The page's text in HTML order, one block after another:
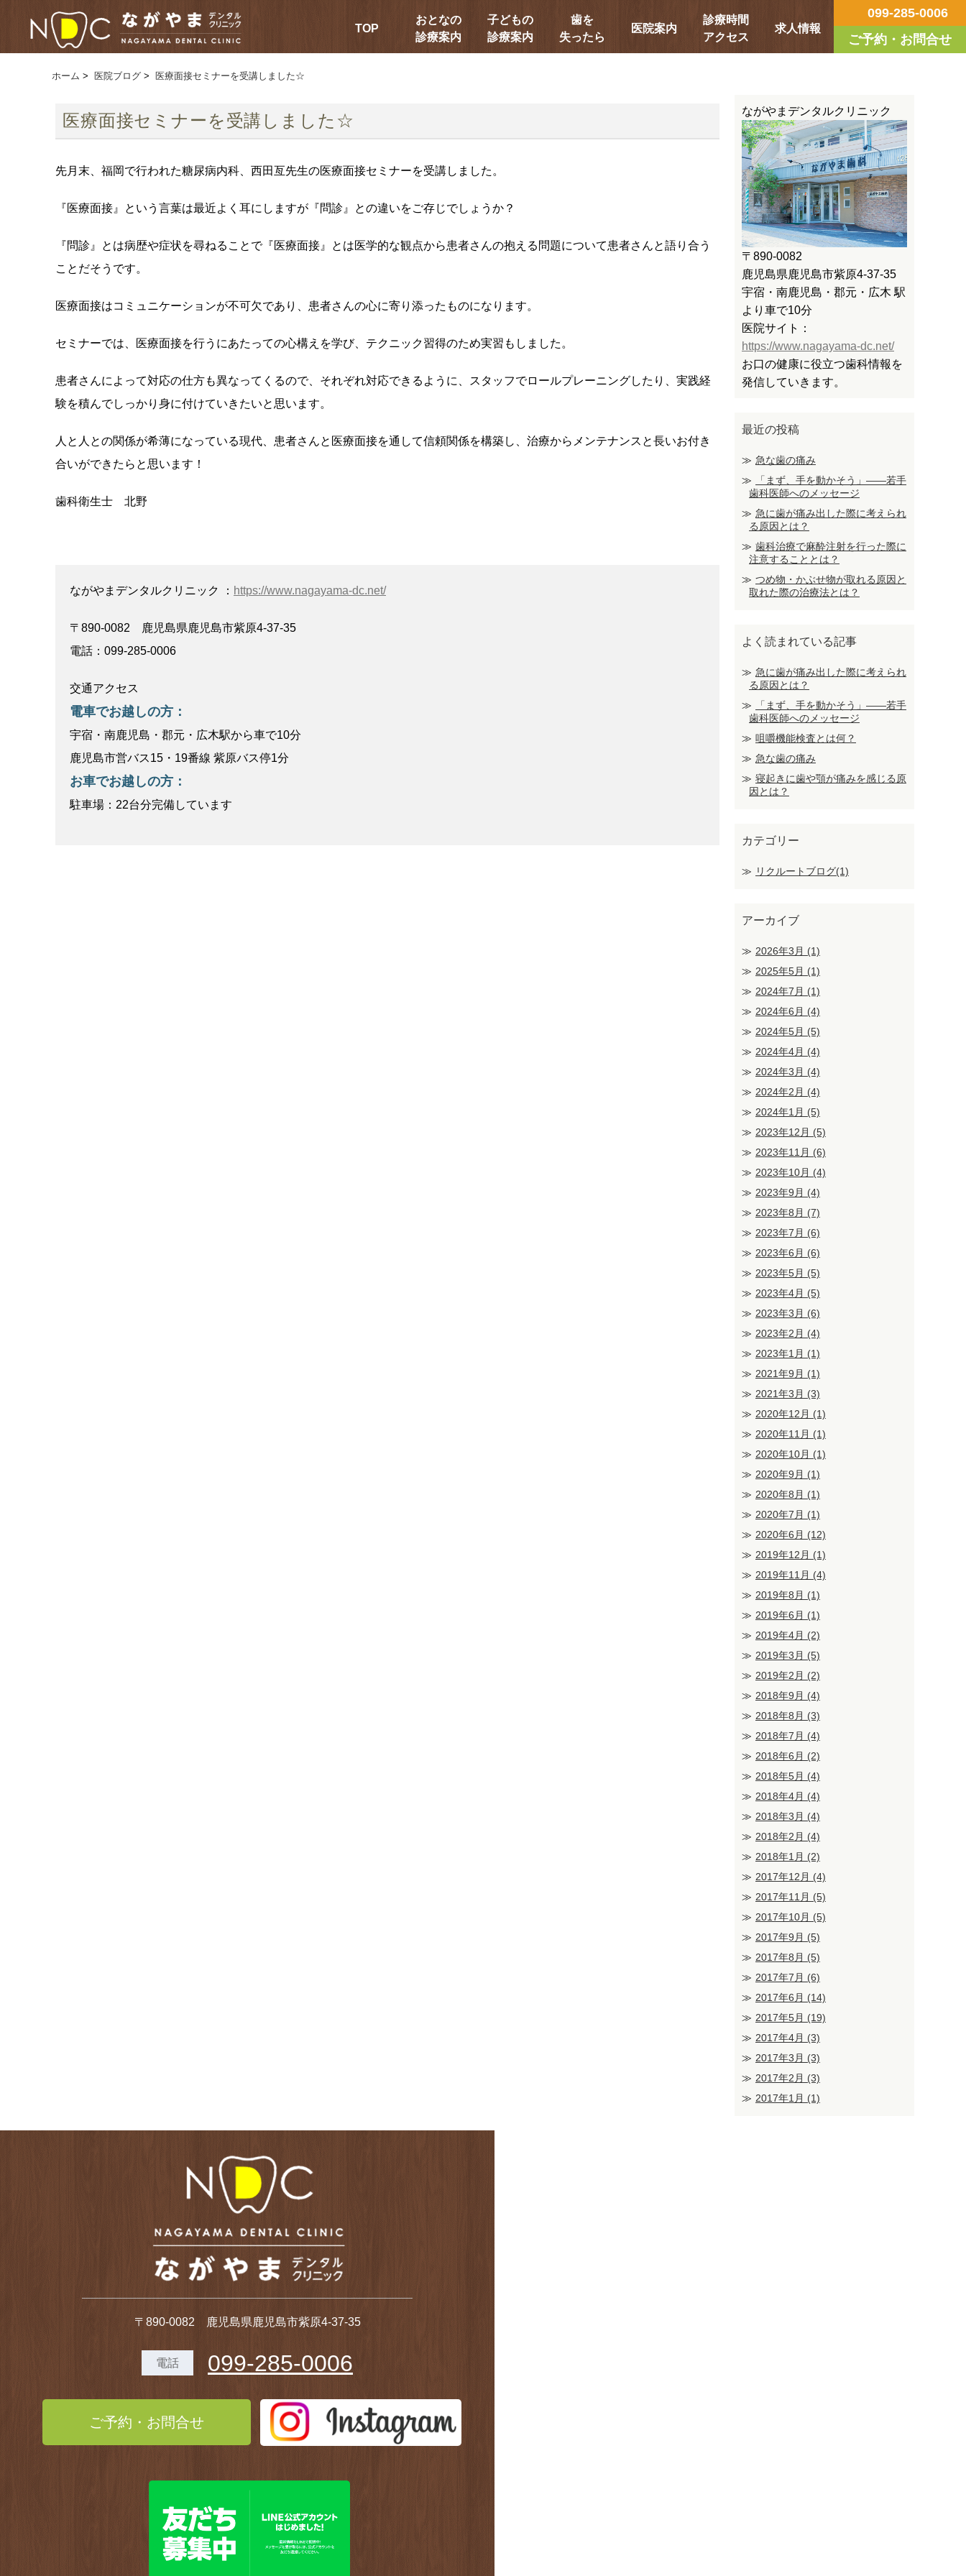
TOP
おとなの
診療案内
子どもの
診療案内
歯を
失ったら
医院案内
診療時間
アクセス
求人情報
099-285-0006
ご予約・お問合せ
ホーム > 医院ブログ > 医療面接セミナーを受講しました☆
医療面接セミナーを受講しました☆
先月末、福岡で行われた糖尿病内科、西田亙先生の医療面接セミナーを受講しました。
『医療面接』という言葉は最近よく耳にしますが『問診』との違いをご存じでしょうか？
『問診』とは病歴や症状を尋ねることで『医療面接』とは医学的な観点から患者さんの抱える問題について患者さんと語り合う
ことだそうです。
医療面接はコミュニケーションが不可欠であり、患者さんの心に寄り添ったものになります。
セミナーでは、医療面接を行うにあたっての心構えを学び、テクニック習得のため実習もしました。
患者さんによって対応の仕方も異なってくるので、それぞれ対応できるように、スタッフでロールプレーニングしたり、実践経
験を積んでしっかり身に付けていきたいと思います。
人と人との関係が希薄になっている現代、患者さんと医療面接を通して信頼関係を構築し、治療からメンテナンスと長いお付き
合いができたらと思います！
歯科衛生士 北野
ながやまデンタルクリニック ： https://www.nagayama-dc.net/
〒890-0082 鹿児島県鹿児島市紫原4-37-35
電話：099-285-0006
交通アクセス
電車でお越しの方：
宇宿・南鹿児島・郡元・広木駅から車で10分
鹿児島市営バス15・19番線 紫原バス停1分
お車でお越しの方：
駐車場：22台分完備しています
ながやまデンタルクリニック
〒890-0082
鹿児島県鹿児島市紫原4-37-35
宇宿・南鹿児島・郡元・広木 駅
より車で10分
医院サイト：
https://www.nagayama-dc.net/
お口の健康に役立つ歯科情報を
発信していきます。
最近の投稿
急な歯の痛み
「まず、手を動かそう」――若手
歯科医師へのメッセージ
急に歯が痛み出した際に考えられ
る原因とは？
歯科治療で麻酔注射を行った際に
注意することとは？
つめ物・かぶせ物が取れる原因と
取れた際の治療法とは？
よく読まれている記事
急に歯が痛み出した際に考えられ
る原因とは？
「まず、手を動かそう」――若手
歯科医師へのメッセージ
咀嚼機能検査とは何？
急な歯の痛み
寝起きに歯や顎が痛みを感じる原
因とは？
カテゴリー
リクルートブログ(1)
アーカイブ
2026年3月 (1)
2025年5月 (1)
2024年7月 (1)
2024年6月 (4)
2024年5月 (5)
2024年4月 (4)
2024年3月 (4)
2024年2月 (4)
2024年1月 (5)
2023年12月 (5)
2023年11月 (6)
2023年10月 (4)
2023年9月 (4)
2023年8月 (7)
2023年7月 (6)
2023年6月 (6)
2023年5月 (5)
2023年4月 (5)
2023年3月 (6)
2023年2月 (4)
2023年1月 (1)
2021年9月 (1)
2021年3月 (3)
2020年12月 (1)
2020年11月 (1)
2020年10月 (1)
2020年9月 (1)
2020年8月 (1)
2020年7月 (1)
2020年6月 (12)
2019年12月 (1)
2019年11月 (4)
2019年8月 (1)
2019年6月 (1)
2019年4月 (2)
2019年3月 (5)
2019年2月 (2)
2018年9月 (4)
2018年8月 (3)
2018年7月 (4)
2018年6月 (2)
2018年5月 (4)
2018年4月 (4)
2018年3月 (4)
2018年2月 (4)
2018年1月 (2)
2017年12月 (4)
2017年11月 (5)
2017年10月 (5)
2017年9月 (5)
2017年8月 (5)
2017年7月 (6)
2017年6月 (14)
2017年5月 (19)
2017年4月 (3)
2017年3月 (3)
2017年2月 (3)
2017年1月 (1)
〒890-0082 鹿児島県鹿児島市紫原4-37-35
電話 099-285-0006
ご予約・お問合せ